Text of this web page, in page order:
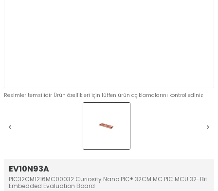
EV10N93A
PIC32CM1216MC00032 Curiosity Nano PIC® 32CM MC PIC MCU 32-Bit
Embedded Evaluation Board
Resimler temsilidir Ürün özellikleri için lütfen ürün açıklamalarını kontrol ediniz